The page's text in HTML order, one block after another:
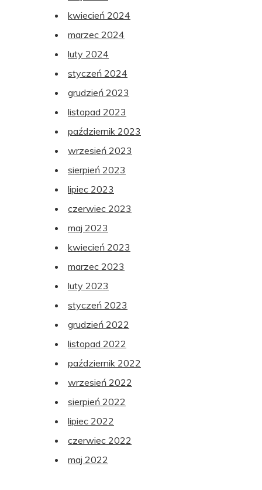
kwiecień 2024
marzec 2024
luty 2024
styczeń 2024
grudzień 2023
listopad 2023
październik 2023
wrzesień 2023
sierpień 2023
lipiec 2023
czerwiec 2023
maj 2023
kwiecień 2023
marzec 2023
luty 2023
styczeń 2023
grudzień 2022
listopad 2022
październik 2022
wrzesień 2022
sierpień 2022
lipiec 2022
czerwiec 2022
maj 2022